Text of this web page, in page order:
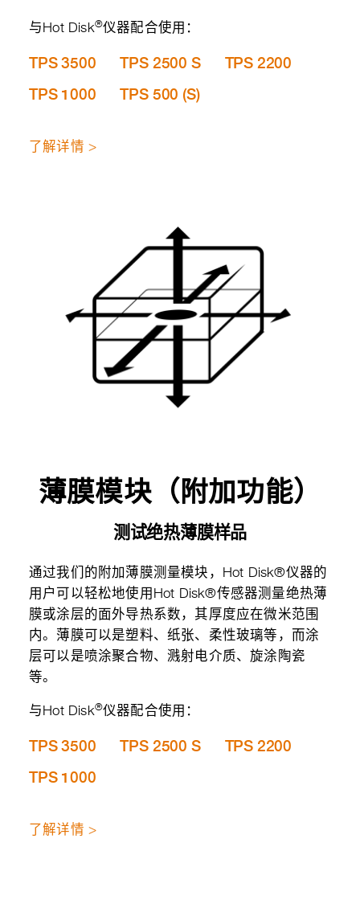
与Hot Disk®仪器配合使用：
TPS 3500 TPS 2500 S
TPS 2200
TPS 1000
TPS 500 (S)
了解详情 >
薄膜模块（附加功能）
测试绝热薄膜样品
通过我们的附加薄膜测量模块，Hot Disk®仪器的
用户可以轻松地使用Hot Disk®传感器测量绝热薄
膜或涂层的面外导热系数，其厚度应在微米范围
内。薄膜可以是塑料、纸张、柔性玻璃等，而涂
层可以是喷涂聚合物、溅射电介质、旋涂陶瓷
等。
与Hot Disk®仪器配合使用：
TPS 3500 TPS 2500 S
TPS 2200
TPS 1000
了解详情 >